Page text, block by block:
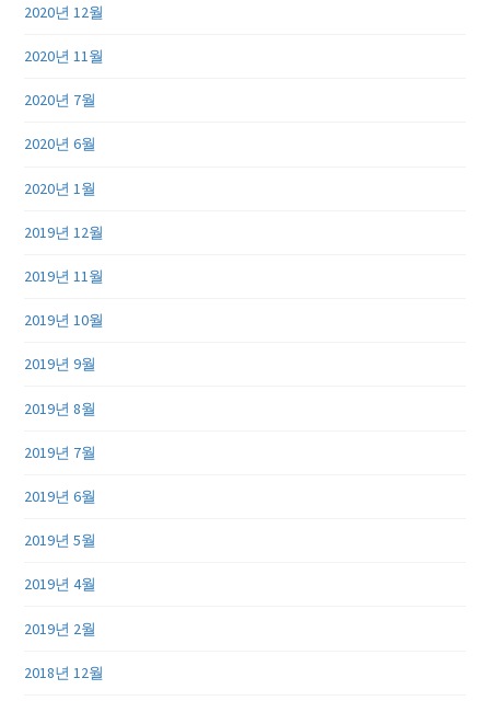
2020년 12월
2020년 11월
2020년 7월
2020년 6월
2020년 1월
2019년 12월
2019년 11월
2019년 10월
2019년 9월
2019년 8월
2019년 7월
2019년 6월
2019년 5월
2019년 4월
2019년 2월
2018년 12월